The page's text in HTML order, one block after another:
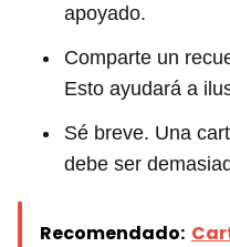
apoyado.
Comparte un
Esto ayudará a
Sé breve. Una
debe ser
Recomendado: